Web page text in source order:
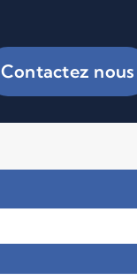
Contactez nous